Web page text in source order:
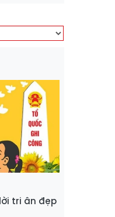
tri ân đẹp